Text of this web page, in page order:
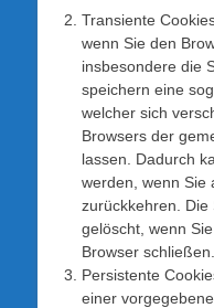
Transiente
wenn Sie den
insbesondere die
speichern eine
welcher sich
Browsers der
lassen. Dadurch
werden, wenn Sie
zurückkehren. Die
gelöscht, wenn
Browser schließen.
Persistente
einer